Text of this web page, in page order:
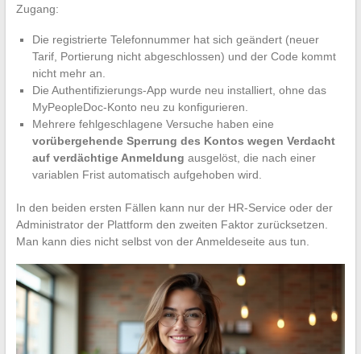
Zugang:
Die registrierte Telefonnummer hat sich geändert (neuer
Tarif, Portierung nicht abgeschlossen) und der Code kommt
nicht mehr an.
Die Authentifizierungs-App wurde neu installiert, ohne das
MyPeopleDoc-Konto neu zu konfigurieren.
Mehrere fehlgeschlagene Versuche haben eine
vorübergehende Sperrung des Kontos wegen Verdacht
auf verdächtige Anmeldung ausgelöst, die nach einer
variablen Frist automatisch aufgehoben wird.
In den beiden ersten Fällen kann nur der HR-Service oder der
Administrator der Plattform den zweiten Faktor zurücksetzen.
Man kann dies nicht selbst von der Anmeldeseite aus tun.